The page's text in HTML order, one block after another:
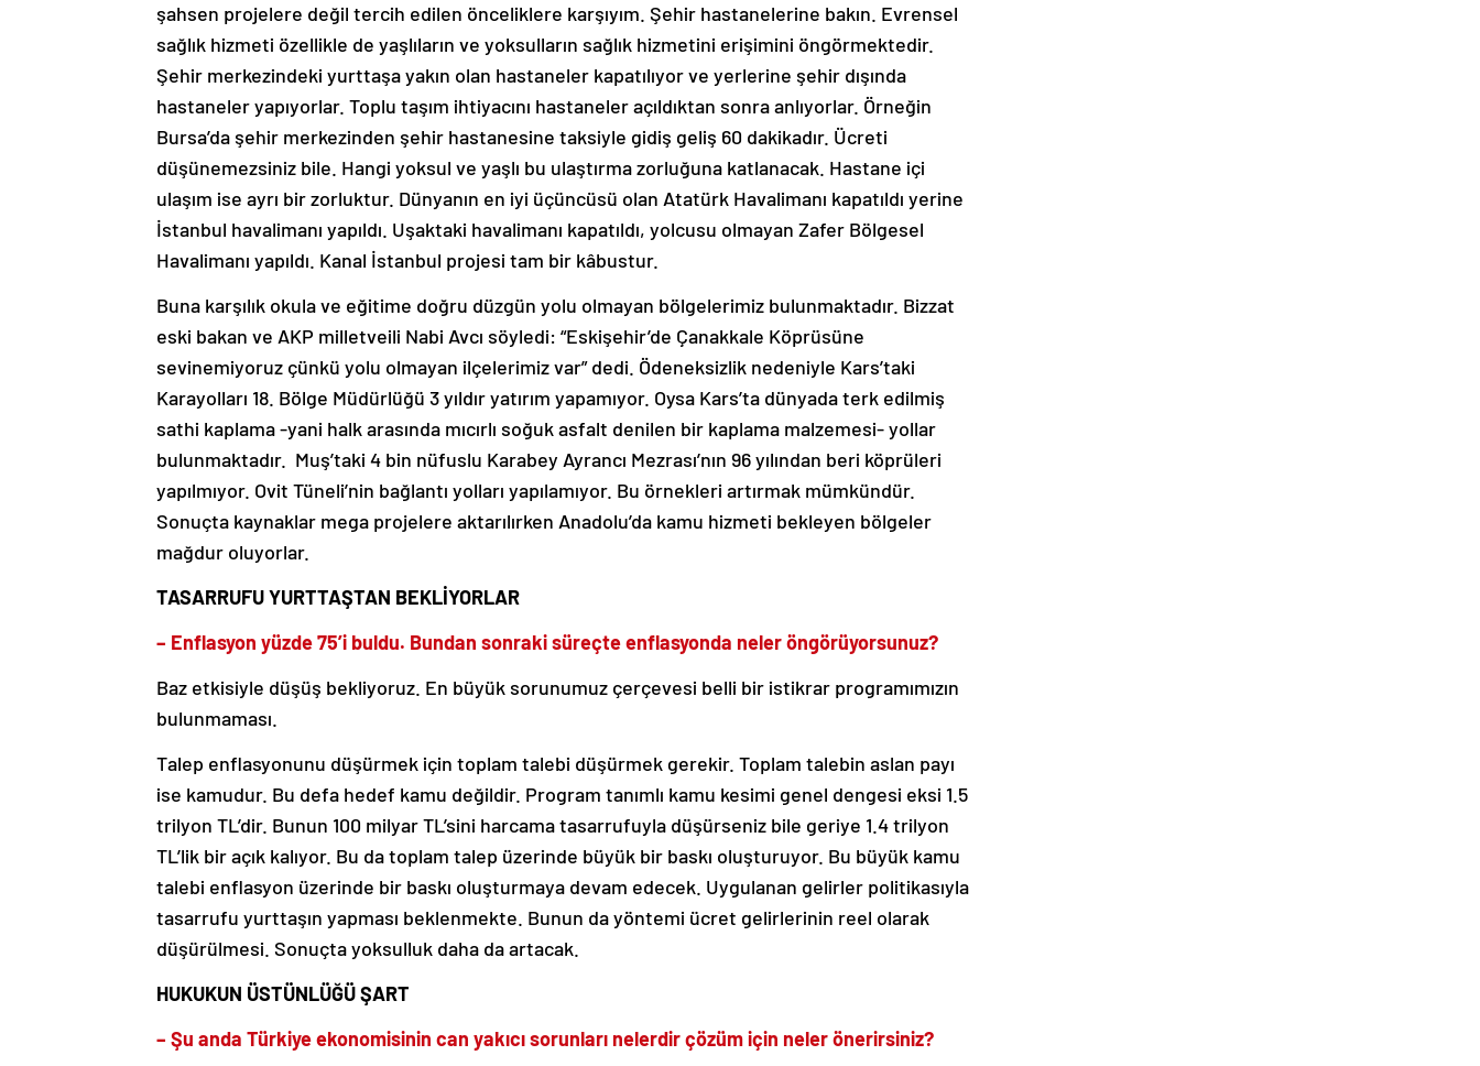
şahsen projelere değil tercih edilen önceliklere karşıyım. Şehir hastanelerine bakın. Evrensel
sağlık hizmeti özellikle de yaşlıların ve yoksulların sağlık hizmetini erişimini öngörmektedir.
Şehir merkezindeki yurttaşa yakın olan hastaneler kapatılıyor ve yerlerine şehir dışında
hastaneler yapıyorlar. Toplu taşım ihtiyacını hastaneler açıldıktan sonra anlıyorlar. Örneğin
Bursa’da şehir merkezinden şehir hastanesine taksiyle gidiş geliş 60 dakikadır. Ücreti
düşünemezsiniz bile. Hangi yoksul ve yaşlı bu ulaştırma zorluğuna katlanacak. Hastane içi
ulaşım ise ayrı bir zorluktur. Dünyanın en iyi üçüncüsü olan Atatürk Havalimanı kapatıldı yerine
İstanbul havalimanı yapıldı. Uşaktaki havalimanı kapatıldı, yolcusu olmayan Zafer Bölgesel
Havalimanı yapıldı. Kanal İstanbul projesi tam bir kâbustur.
Buna karşılık okula ve eğitime doğru düzgün yolu olmayan bölgelerimiz bulunmaktadır. Bizzat
eski bakan ve AKP milletveili Nabi Avcı söyledi: “Eskişehir’de Çanakkale Köprüsüne
sevinemiyoruz çünkü yolu olmayan ilçelerimiz var” dedi. Ödeneksizlik nedeniyle Kars’taki
Karayolları 18. Bölge Müdürlüğü 3 yıldır yatırım yapamıyor. Oysa Kars’ta dünyada terk edilmiş
sathi kaplama -yani halk arasında mıcırlı soğuk asfalt denilen bir kaplama malzemesi- yollar
bulunmaktadır. Muş’taki 4 bin nüfuslu Karabey Ayrancı Mezrası’nın 96 yılından beri köprüleri
yapılmıyor. Ovit Tüneli’nin bağlantı yolları yapılamıyor. Bu örnekleri artırmak mümkündür.
Sonuçta kaynaklar mega projelere aktarılırken Anadolu’da kamu hizmeti bekleyen bölgeler
mağdur oluyorlar.
TASARRUFU YURTTAŞTAN BEKLİYORLAR
– Enflasyon yüzde 75’i buldu. Bundan sonraki süreçte enflasyonda neler öngörüyorsunuz?
Baz etkisiyle düşüş bekliyoruz. En büyük sorunumuz çerçevesi belli bir istikrar programımızın
bulunmaması.
Talep enflasyonunu düşürmek için toplam talebi düşürmek gerekir. Toplam talebin aslan payı
ise kamudur. Bu defa hedef kamu değildir. Program tanımlı kamu kesimi genel dengesi eksi 1.5
trilyon TL’dir. Bunun 100 milyar TL’sini harcama tasarrufuyla düşürseniz bile geriye 1.4 trilyon
TL’lik bir açık kalıyor. Bu da toplam talep üzerinde büyük bir baskı oluşturuyor. Bu büyük kamu
talebi enflasyon üzerinde bir baskı oluşturmaya devam edecek. Uygulanan gelirler politikasıyla
tasarrufu yurttaşın yapması beklenmekte. Bunun da yöntemi ücret gelirlerinin reel olarak
düşürülmesi. Sonuçta yoksulluk daha da artacak.
HUKUKUN ÜSTÜNLÜĞÜ ŞART
– Şu anda Türkiye ekonomisinin can yakıcı sorunları nelerdir çözüm için neler önerirsiniz?